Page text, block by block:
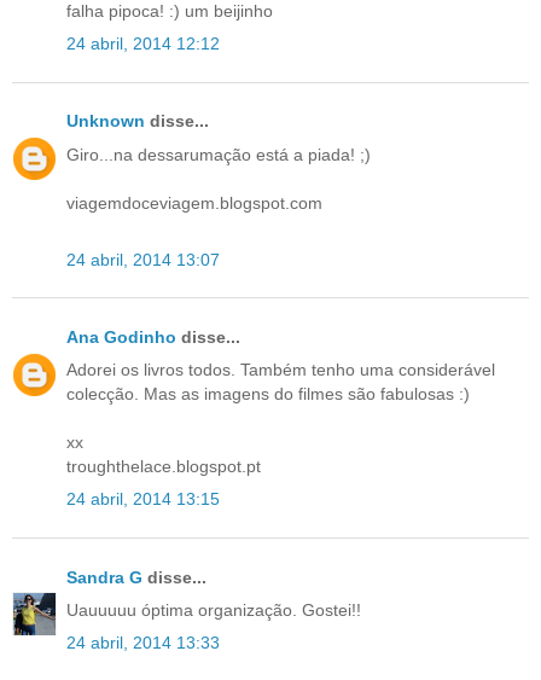
falha pipoca! :) um beijinho
24 abril, 2014 12:12
Unknown disse...
Giro...na dessarumação está a piada! ;)
viagemdoceviagem.blogspot.com
24 abril, 2014 13:07
Ana Godinho disse...
Adorei os livros todos. Também tenho uma considerável
colecção. Mas as imagens do filmes são fabulosas :)
xx
troughthelace.blogspot.pt
24 abril, 2014 13:15
Sandra G disse...
Uauuuuu óptima organização. Gostei!!
24 abril, 2014 13:33